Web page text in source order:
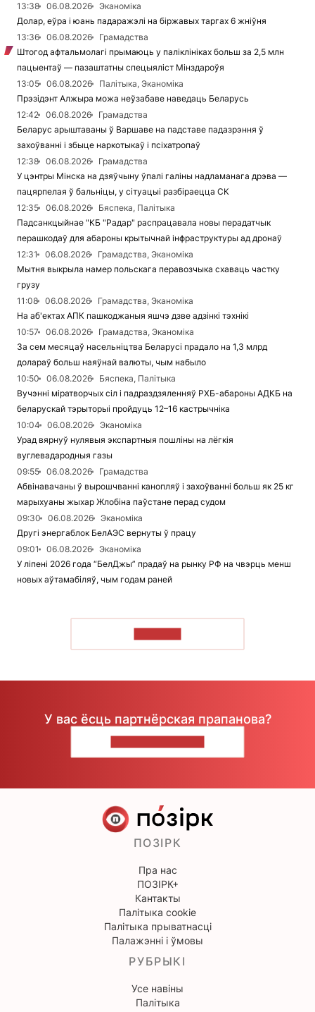
13:38
06.08.2026
Эканоміка
Долар, еўра і юань падаражэлі на біржавых таргах 6 жніўня
13:36
06.08.2026
Грамадства
Штогод афтальмолагі прымаюць у паліклініках больш за 2,5 млн
пацыентаў — пазаштатны спецыяліст Мінздароўя
13:05
06.08.2026
Палітыка, Эканоміка
Прэзідэнт Алжыра можа неўзабаве наведаць Беларусь
12:42
06.08.2026
Грамадства
Беларус арыштаваны ў Варшаве на падставе падазрэння ў
захоўванні і збыце наркотыкаў і псіхатропаў
12:38
06.08.2026
Грамадства
У цэнтры Мінска на дзяўчыну ўпалі галіны надламанага дрэва —
пацярпелая ў бальніцы, у сітуацыі разбіраецца СК
12:35
06.08.2026
Бяспека, Палітыка
Падсанкцыйнае "КБ "Радар" распрацавала новы перадатчык
перашкодаў для абароны крытычнай інфраструктуры ад дронаў
12:31
06.08.2026
Грамадства, Эканоміка
Мытня выкрыла намер польскага перавозчыка схаваць частку
грузу
11:08
06.08.2026
Грамадства, Эканоміка
На аб'ектах АПК пашкоджаныя яшчэ дзве адзінкі тэхнікі
10:57
06.08.2026
Грамадства, Эканоміка
За сем месяцаў насельніцтва Беларусі прадало на 1,3 млрд
долараў больш наяўнай валюты, чым набыло
10:50
06.08.2026
Бяспека, Палітыка
Вучэнні міратворчых сіл і падраздзяленняў РХБ-абароны АДКБ на
беларускай тэрыторыі пройдуць 12–16 кастрычніка
10:04
06.08.2026
Эканоміка
Урад вярнуў нулявыя экспартныя пошліны на лёгкія
вуглевадародныя газы
09:55
06.08.2026
Грамадства
Абвінавачаны ў вырошчванні канопляў і захоўванні больш як 25 кг
марыхуаны жыхар Жлобіна паўстане перад судом
09:30
06.08.2026
Эканоміка
Другі энергаблок БелАЭС вернуты ў працу
09:01
06.08.2026
Эканоміка
У ліпені 2026 года “БелДжы” прадаў на рынку РФ на чвэрць менш
новых аўтамабіляў, чым годам раней
У вас ёсць партнёрская прапанова?
ПОЗІРК
Пра нас
ПОЗІРК+
Кантакты
Палітыка cookie
Палітыка прыватнасці
Палажэнні і ўмовы
РУБРЫКІ
Усе навіны
Палітыка